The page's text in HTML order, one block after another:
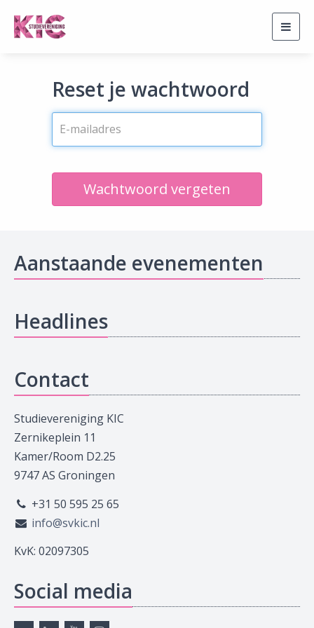
Reset je wachtwoord
Wachtwoord vergeten
Aanstaande evenementen
Headlines
Contact
Studievereniging KIC
Zernikeplein 11
Kamer/Room D2.25
9747 AS Groningen
+31 50 595 25 65
info@svkic.nl
KvK: 02097305
Social media